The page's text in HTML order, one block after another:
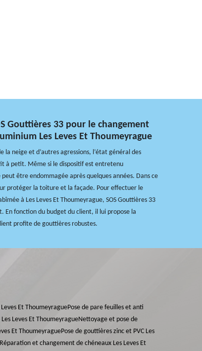
Gouttières 33 pour le changement
Les Leves Et Thoumeyrague
la neige et d’autres agressions, l’état général des
à petit. Même si le dispositif est entretenu
être endommagée après quelques années. Dans ce
protéger la toiture et la façade. Pour effectuer le
à Les Leves Et Thoumeyrague, SOS Gouttières 33
En fonction du budget du client, il lui propose la
profite de gouttières robustes.
Et ThoumeyraguePose de pare feuilles et anti
Leves Et ThoumeyragueNettoyage et pose de
Et ThoumeyraguePose de gouttières zinc et PVC Les
Réparation et changement de chéneaux Les Leves Et